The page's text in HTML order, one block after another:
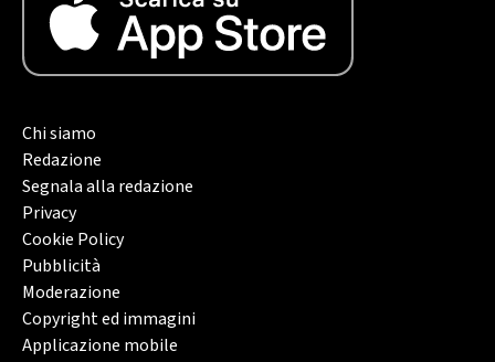
Chi siamo
Redazione
Segnala alla redazione
Privacy
Cookie Policy
Pubblicità
Moderazione
Copyright ed immagini
Applicazione mobile